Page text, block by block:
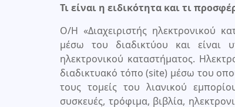
Τι είναι η ειδικότητα και τι
Ο/Η «Διαχειριστής ηλεκτρονικού
μέσω του διαδικτύου και είναι
ηλεκτρονικού καταστήματος.
διαδικτυακό τόπο (site) μέσω του
τους τομείς του λιανικού
συσκευές, τρόφιμα, βιβλία,